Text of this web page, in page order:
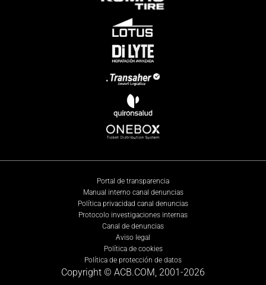
Portal de transparencia
Manual interno canal denuncias
Política privacidad canal denuncias
Protocolo investigaciones internas
Canal de denuncias
Aviso legal
Política de cookies
Política de protección de datos
Copyright © ACB.COM, 2001-2026